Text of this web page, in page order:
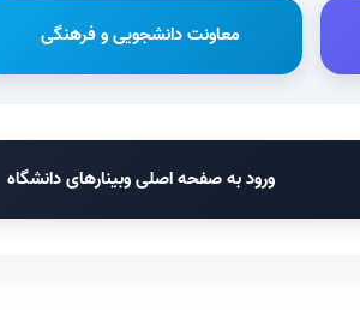
معاونت دانشجویی و فرهنگی
ورود به صفحه اصلی وبینارهای دانشگاه